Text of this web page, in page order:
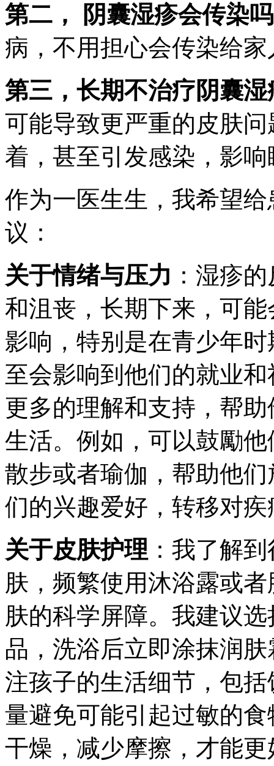
第二， 阴囊湿疹会传染
病，不用担心会传染给
第三，长期不治疗阴囊
可能导致更严重的皮肤
着，甚至引发感染，影
作为一医生生，我希望
议：
关于情绪与压力 ：湿疹
和沮丧，长期下来，可
影响，特别是在青少年
至会影响到他们的就业
更多的理解和支持，帮
生活。例如，可以鼓勵
散步或者瑜伽，帮助他
们的兴趣爱好，转移对
关于皮肤护理 ：我了解
肤，频繁使用沐浴露或
肤的科学屏障。我建议
品，洗浴后立即涂抹润
注孩子的生活细节，包
量避免可能引起过敏的
干燥，减少摩擦，才能